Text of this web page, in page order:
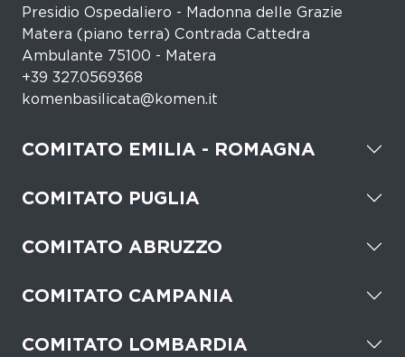
Presidio Ospedaliero - Madonna delle Grazie
Matera (piano terra) Contrada Cattedra
Ambulante 75100 - Matera
+39 327.0569368
komenbasilicata@komen.it
COMITATO EMILIA - ROMAGNA
COMITATO PUGLIA
COMITATO ABRUZZO
COMITATO CAMPANIA
COMITATO LOMBARDIA